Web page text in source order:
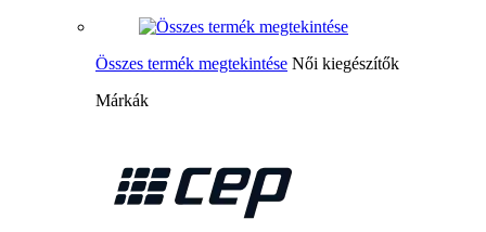
Összes termék megtekintése Női kiegészítők
Márkák